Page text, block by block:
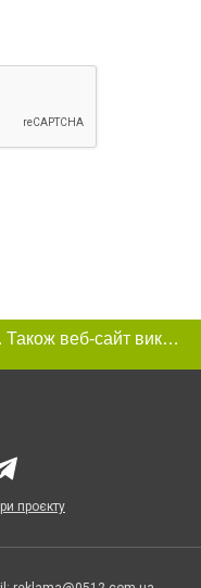
Цей сайт використовує «cookies». Також веб-сайт використовує інтернет-сервіс для збору технічних даних стосовно відвідувачів з метою отримання маркетингової та статистичної інформації. Умови обробки даних відвідувачів сайту див.
проєкту